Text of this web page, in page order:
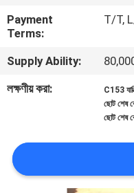
আমাদের
সাথে
যোগাযোগ
একটি
উদ্ধৃতি
Payment
Terms:
T/T,
Supply Ability:
লক্ষণীয় করা:
C153
ছোট শেষ
ছোট শেষ